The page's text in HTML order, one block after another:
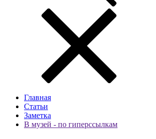
Главная
Статьи
Заметка
В музей - по гиперссылкам